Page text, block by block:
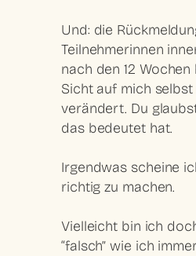
Und: die
Teilnehmerinnen
nach den 12
Sicht auf mich selbst
verändert. Du
das bedeutet hat.
Irgendwas scheine
richtig zu machen.
Vielleicht bin ich
“falsch” wie ich